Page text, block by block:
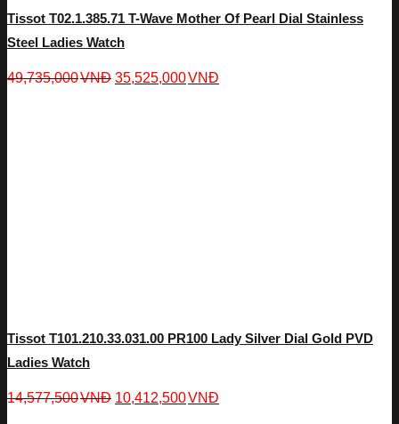
Tissot T02.1.385.71 T-Wave Mother Of Pearl Dial Stainless
Steel Ladies Watch
49,735,000VNĐ 35,525,000VNĐ
Tissot T101.210.33.031.00 PR100 Lady Silver Dial Gold PVD
Ladies Watch
14,577,500VNĐ 10,412,500VNĐ